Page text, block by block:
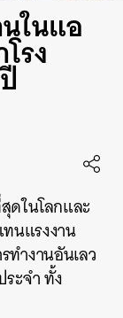
ในแอ
รง
ดในโลกและ
นแรงงาน
ำงานอันเลว
ะจำ ทั้ง